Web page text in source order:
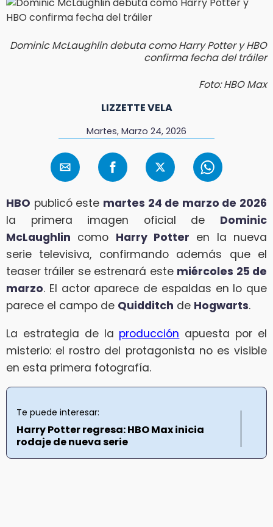
Dominic McLaughlin debuta como Harry Potter y HBO
confirma fecha del tráiler
Foto: HBO Max
LIZZETTE VELA
Martes, Marzo 24, 2026
HBO publicó este martes 24 de marzo de 2026
la primera imagen oficial de Dominic
McLaughlin como Harry Potter en la nueva
serie televisiva, confirmando además que el
teaser tráiler se estrenará este miércoles 25 de
marzo. El actor aparece de espaldas en lo que
parece el campo de Quidditch de Hogwarts.
La estrategia de la producción apuesta por el
misterio: el rostro del protagonista no es visible
en esta primera fotografía.
Te puede interesar:
Harry Potter regresa: HBO Max inicia
rodaje de nueva serie